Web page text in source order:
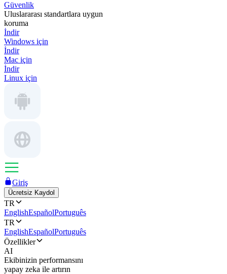
Güvenlik
Uluslararası standartlara uygun
koruma
İndir
Windows için
İndir
Mac için
İndir
Linux için
Giriş
Ücretsiz Kaydol
TR
EnglishEspañolPortuguês
TR
EnglishEspañolPortuguês
Özellikler
AI
Ekibinizin performansını
yapay zeka ile artırın